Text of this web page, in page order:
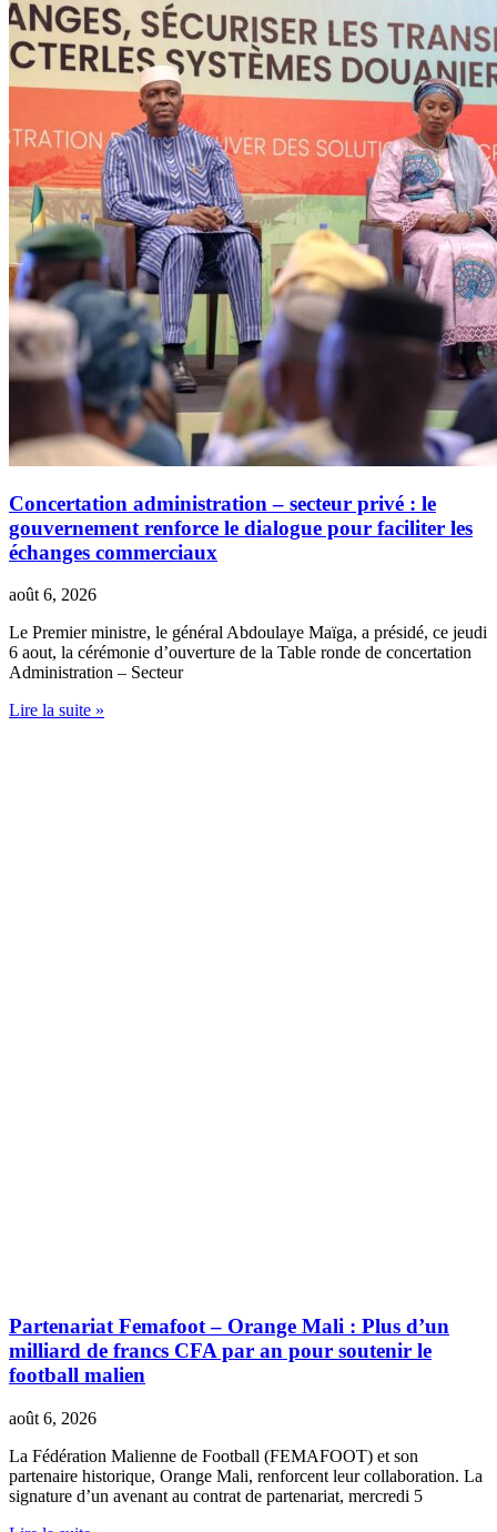
Concertation administration – secteur privé : le
gouvernement renforce le dialogue pour faciliter les
échanges commerciaux
août 6, 2026
Le Premier ministre, le général Abdoulaye Maïga, a présidé, ce jeudi
6 aout, la cérémonie d’ouverture de la Table ronde de concertation
Administration – Secteur
Lire la suite »
Partenariat Femafoot – Orange Mali : Plus d’un
milliard de francs CFA par an pour soutenir le
football malien
août 6, 2026
La Fédération Malienne de Football (FEMAFOOT) et son
partenaire historique, Orange Mali, renforcent leur collaboration. La
signature d’un avenant au contrat de partenariat, mercredi 5